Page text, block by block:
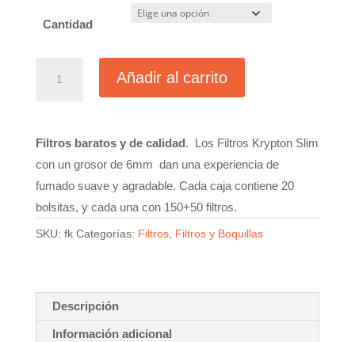
precios:
0,65€
hasta
9,90€
Cantidad
cantidad
Añadir al carrito
Filtros baratos y de calidad. Los Filtros Krypton Slim
con un grosor de 6mm dan una experiencia de
fumado suave y agradable. Cada caja contiene 20
bolsitas, y cada una con 150+50 filtros.
SKU: fk Categorías: Filtros, Filtros y Boquillas
Descripción
Información adicional